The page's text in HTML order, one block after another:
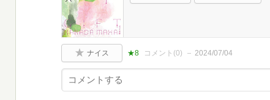
ナイス ★8 コメント(0) 2024/07/04